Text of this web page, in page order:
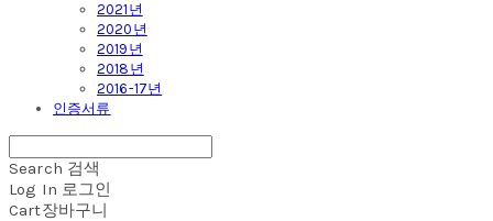
2021년
2020년
2019년
2018년
2016-17년
인증서류
Search 검색
Log In 로그인
Cart장바구니